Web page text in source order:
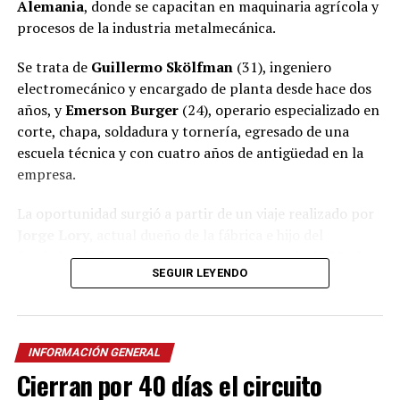
Ver esta publicación en Instagram
Alemania, donde se capacitan en maquinaria agrícola y
procesos de la industria metalmecánica.
Se trata de Guillermo Skölfman(31), ingeniero
electromecánico y encargado de planta desde hace dos
años, yEmerson Burger(24), operario especializado en
corte, chapa, soldadura y tornería, egresado de una
escuela técnica y con cuatro años de antigüedad en la
empresa.
La oportunidad surgió a partir de un viaje realizado por
fundador de la empresa, que cuenta con más de 50 años
Oberá.
Una oportunidad nacida en la
Agritechnica
SEGUIR LEYENDO
INFORMACIÓN GENERAL
Cierran por 40 días el circuito